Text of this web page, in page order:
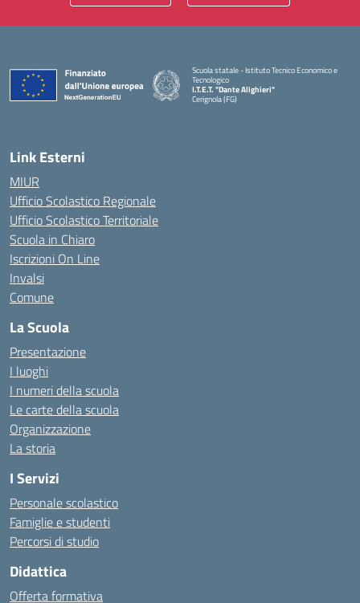
Scuola statale - Istituto Tecnico Economico e
Tecnologico
I.T.E.T. "Dante Alighieri"
Cerignola (FG)
— Visita la pagina iniziale della scuola
Link Esterni
MIUR
Ufficio Scolastico Regionale
Ufficio Scolastico Territoriale
Scuola in Chiaro
Iscrizioni On Line
Invalsi
Comune
La Scuola
Presentazione
I luoghi
I numeri della scuola
Le carte della scuola
Organizzazione
La storia
I Servizi
Personale scolastico
Famiglie e studenti
Percorsi di studio
Didattica
Offerta formativa